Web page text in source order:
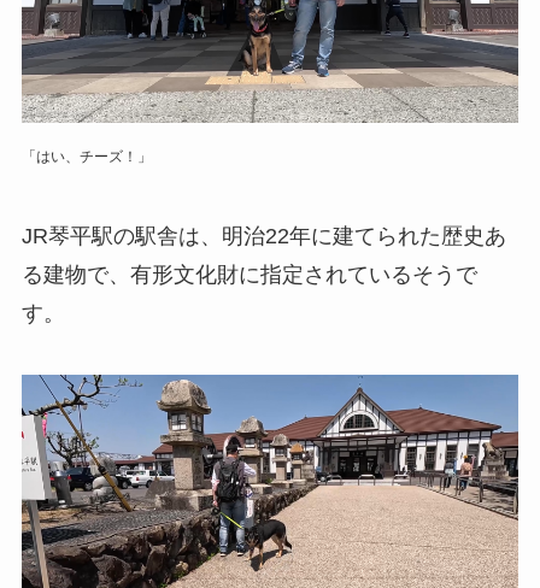
「はい、チーズ！」
JR琴平駅の駅舎は、明治22年に建てられた歴史あ
る建物で、有形文化財に指定されているそうで
す。